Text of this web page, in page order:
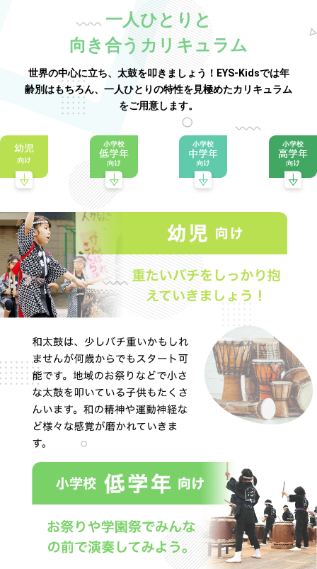
一人ひとりと
向き合うカリキュラム
世界の中心に立ち、太鼓を叩きましょう！EYS-Kidsでは年
齢別はもちろん、一人ひとりの特性を見極めたカリキュラム
をご用意します。